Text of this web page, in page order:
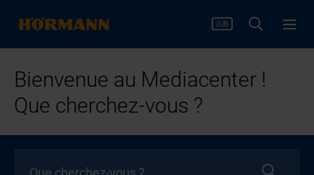
Bienvenue au Mediacenter !
Que cherchez-vous ?